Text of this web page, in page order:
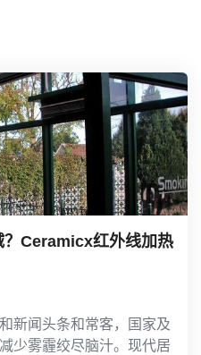
Ceramicx红外线加热
新闻头条和常客，国家及
少雾霾绞尽脑汁。现代居